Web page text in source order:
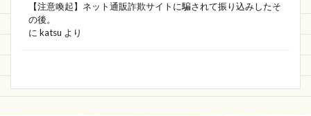
【注意喚起】ネット通販詐欺サイトに騙されて振り込みしたそ
の後。
に katsu より